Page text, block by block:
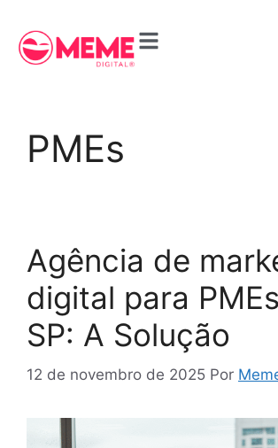
PMEs
Agência de
digital para
SP: A Solução
12 de novembro de 2025 Por